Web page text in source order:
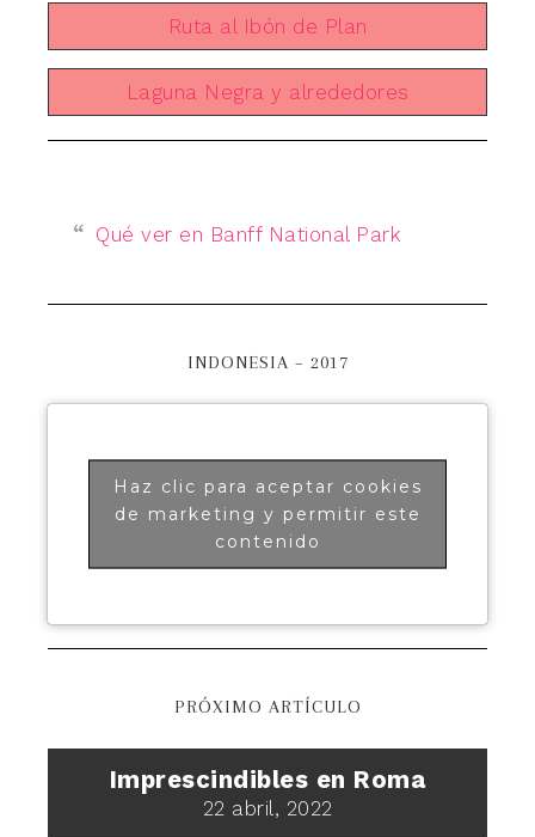
Ruta al Ibón de Plan
Laguna Negra y alrededores
Qué ver en Banff National Park
INDONESIA – 2017
Haz clic para aceptar cookies
de marketing y permitir este
contenido
PRÓXIMO ARTÍCULO
Imprescindibles en Roma
22 abril, 2022